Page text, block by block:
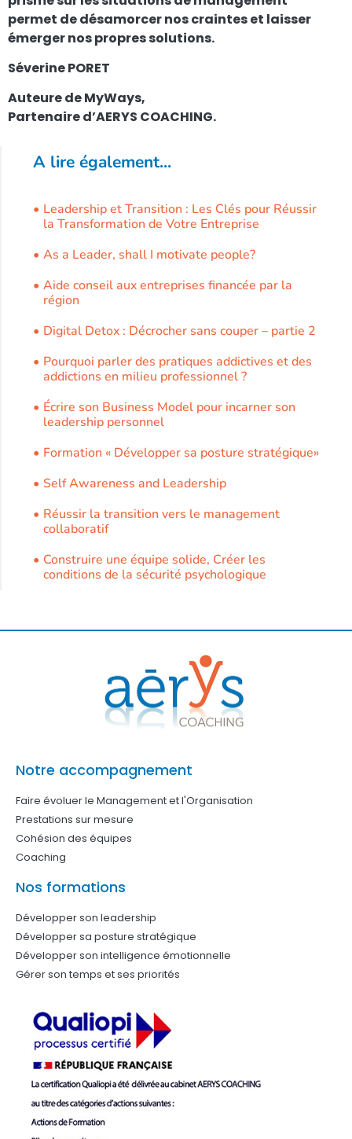
permet de désamorcer nos craintes et laisser
émerger nos propres solutions.
Séverine PORET
Auteure de MyWays,
Partenaire d’AERYS COACHING.
A lire également...
Leadership et Transition : Les Clés pour Réussir
la Transformation de Votre Entreprise
As a Leader, shall I motivate people?
Aide conseil aux entreprises financée par la
région
Digital Detox : Décrocher sans couper – partie 2
Pourquoi parler des pratiques addictives et des
addictions en milieu professionnel ?
Écrire son Business Model pour incarner son
leadership personnel
Formation « Développer sa posture stratégique»
Self Awareness and Leadership
Réussir la transition vers le management
collaboratif
Construire une équipe solide, Créer les
conditions de la sécurité psychologique
Notre accompagnement
Faire évoluer le Management et l'Organisation
Prestations sur mesure
Cohésion des équipes
Coaching
Nos formations
Développer son leadership
Développer sa posture stratégique
Développer son intelligence émotionnelle
Gérer son temps et ses priorités